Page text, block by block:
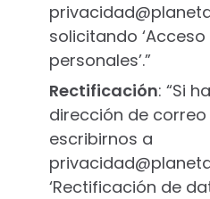
solicitando
personales’.”
Rectificación: “Si
dirección de
escribirnos a
‘Rectificación de